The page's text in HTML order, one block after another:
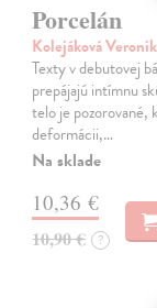
Porcelán
Kolejáková
Texty v debutovej
prepájajú intímnu
telo je pozorované,
deformácii,…
Na sklade
10,36 €
10,90 € ?